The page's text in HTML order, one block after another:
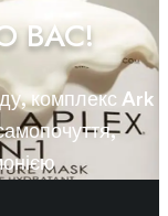
ВАС!
комплекс Ark